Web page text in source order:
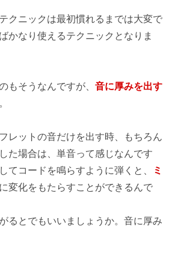
クニックは最初慣れるまでは大変で
かなり使えるテクニックとなりま
もそうなんですが、 音に厚みを出す
レットの音だけを出す時、もちろん
た場合は、単音って感じなんです
てコードを鳴らすように弾くと、
ミ
変化をもたらすことができるんで
るとでもいいましょうか。音に厚み